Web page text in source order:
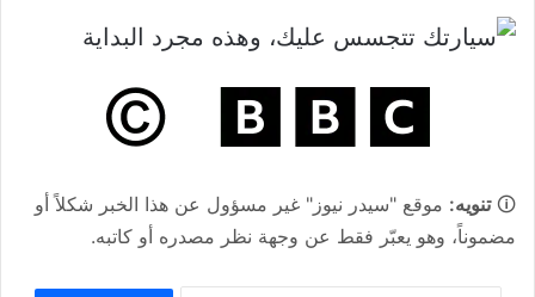
🛈تنويه: موقع "سيدر نيوز" غير مسؤول عن هذا الخبر شكلاً أو
مضموناً، وهو يعبّر فقط عن وجهة نظر مصدره أو كاتبه.